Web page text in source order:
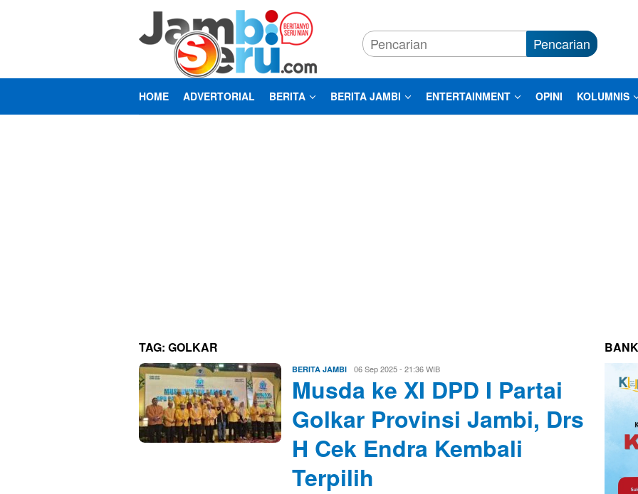
Pencarian
HOME ADVERTORIAL BERITA BERITA JAMBI ENTERTAINMENT OPINI KOLUMNIS
TAG: GOLKAR
BERITA JAMBI Evo
Kusnady
06 Sep 2025 - 21:36 WIB
Musda ke XI DPD I Partai
Golkar Provinsi Jambi, Drs
H Cek Endra Kembali
Terpilih